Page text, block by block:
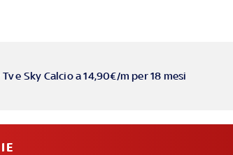
e Sky Calcio a 14,90€/m per 18 mesi